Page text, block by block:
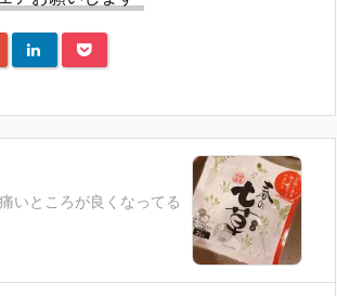
痛いところが良くなってる